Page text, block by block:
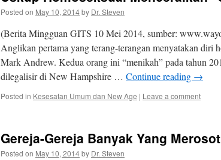
Posted on May 10, 2014by Dr. Steven
(Berita Mingguan GITS 10 Mei 2014, sumber:
Anglikan pertama yang terang-terangan menyatakan diri
Mark Andrew. Kedua orang ini “menikah” pada tahun
dilegalisir di New Hampshire … Continue reading →
Posted in Kesesatan Umum dan New Age | Leave a comment
Gereja-Gereja Banyak Yang
Posted on May 10, 2014by Dr. Steven